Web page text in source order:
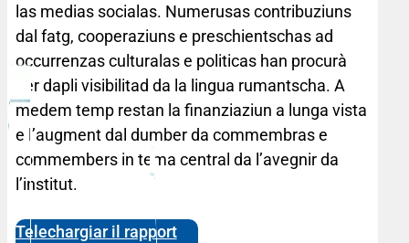
las medias socialas. Numerusas contribuziuns
dal fatg, cooperaziuns e preschientschas ad
occurrenzas culturalas e politicas han procurà
per dapli visibilitad da la lingua rumantscha. A
medem temp restan la finanziaziun a lunga vista
e l’augment dal dumber da commembras e
commembers in tema central da l’avegnir da
l’institut.
Telechargiar il rapport